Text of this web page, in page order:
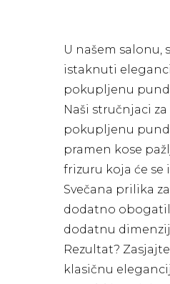
U našem salonu,
istaknuti
pokupljenu
Naši stručnjaci
pokupljenu
pramen kose
frizuru koja će se
Svečana prilika
dodatno
dodatnu
Rezultat?
klasičnu